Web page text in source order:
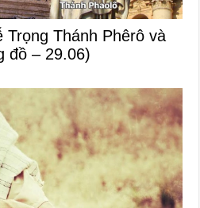
Thánh Phêrô và
đồ – 29.06)